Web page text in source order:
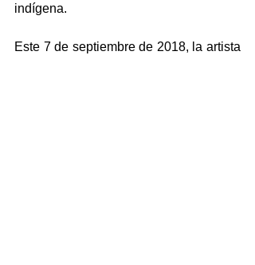
indígena.
Este 7 de septiembre de 2018, la artista